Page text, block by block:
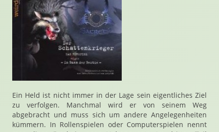
Ein Held ist nicht immer in der Lage sein eigentliches Ziel
zu verfolgen. Manchmal wird er von seinem Weg
abgebracht und muss sich um andere Angelegenheiten
kümmern. In Rollenspielen oder Computerspielen nennt